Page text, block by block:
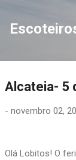
Alcateia- 5
- novembro 02,
Olá Lobitos! O